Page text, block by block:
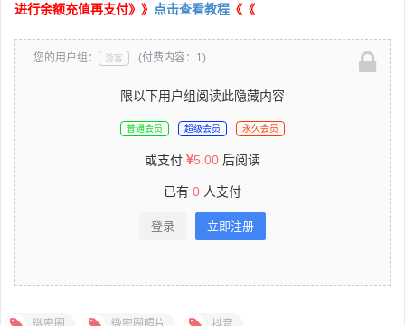
进行余额充值再支付》》 点击查看教程 《《
您的用户组： 游客 (付费内容：1)
限以下用户组阅读此隐藏内容
普通会员 超级会员 永久会员
或支付 5.00 后阅读
已有 0 人支付
登录 立即注册